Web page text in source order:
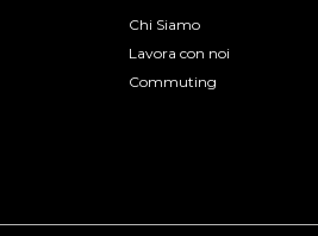
Chi Siamo
Lavora con noi
Commuting